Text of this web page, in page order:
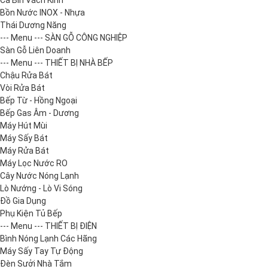
Bồn Nước INOX - Nhựa
Thái Dương Năng
--- Menu --- SÀN GỖ CÔNG NGHIỆP
Sàn Gỗ Liên Doanh
--- Menu --- THIẾT BỊ NHÀ BẾP
Chậu Rửa Bát
Vòi Rửa Bát
Bếp Từ - Hồng Ngoại
Bếp Gas Âm - Dương
Máy Hút Mùi
Máy Sấy Bát
Máy Rửa Bát
Máy Lọc Nước RO
Cây Nước Nóng Lạnh
Lò Nướng - Lò Vi Sóng
Đồ Gia Dụng
Phụ Kiện Tủ Bếp
--- Menu --- THIẾT BỊ ĐIỆN
Bình Nóng Lạnh Các Hãng
Máy Sấy Tay Tự Động
Đèn Sưởi Nhà Tắm